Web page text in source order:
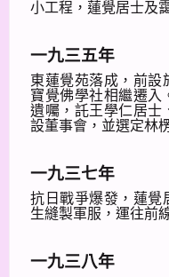
小工程，蓮覺居士及
一九三五年
東蓮覺苑落成，前設
寶覺佛學社相繼遷入
遺囑，託王學仁居士
設董事會，並選定林
一九三七年
抗日戰爭爆發，蓮覺
生縫製軍服，運往前
一九三八年